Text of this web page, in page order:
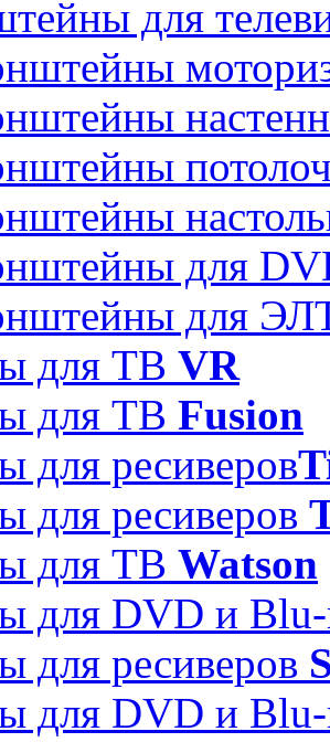
для
для
для
для ТВ VR
для ТВ Fusion
для ресиверов
для ресиверов
для ТВ Watson
для DVD и
для ресиверов
для DVD и